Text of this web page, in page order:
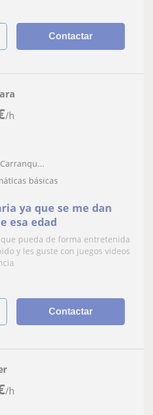
Contactar
/h
básicas
ya que se me dan
esa edad
pueda de forma entretenida
y les guste con juegos videos
Contactar
/h